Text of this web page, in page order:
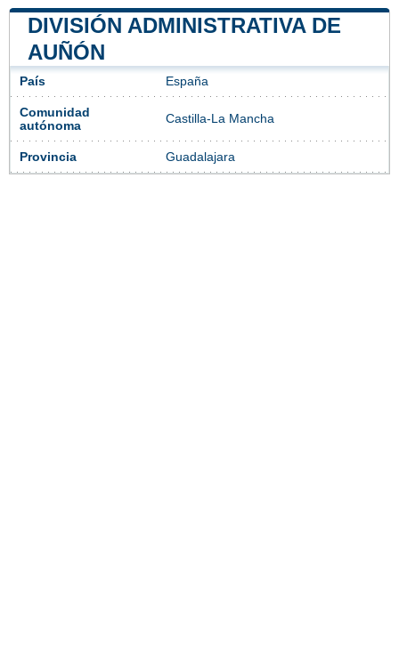
DIVISIÓN ADMINISTRATIVA DE
AUÑÓN
País España
Comunidad
autónoma
Castilla-La Mancha
Provincia Guadalajara